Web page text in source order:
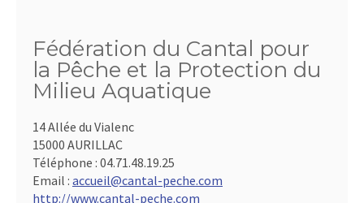
Fédération du Cantal pour
la Pêche et la Protection du
Milieu Aquatique
14 Allée du Vialenc
15000 AURILLAC
Téléphone : 04.71.48.19.25
Email : accueil@cantal-peche.com
http://www.cantal-peche.com